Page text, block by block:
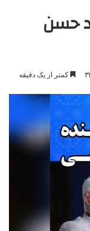
حسن
کمتر از یک دقیقه